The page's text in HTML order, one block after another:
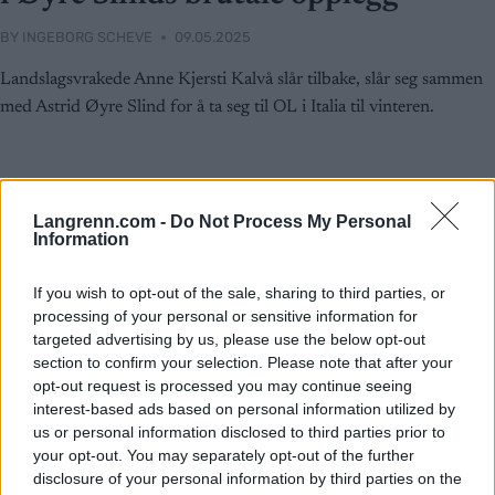
Langrenn.com - Do Not Process My Personal
Information
If you wish to opt-out of the sale, sharing to third parties, or
processing of your personal or sensitive information for
targeted advertising by us, please use the below opt-out
section to confirm your selection. Please note that after your
opt-out request is processed you may continue seeing
interest-based ads based on personal information utilized by
us or personal information disclosed to third parties prior to
your opt-out. You may separately opt-out of the further
disclosure of your personal information by third parties on the
BY INGEBORG SCHEVE 09.05.2025
Landslagsvrakede Anne Kjersti Kalvå slår tilbake, slår seg sammen
med Astrid Øyre Slind for å ta seg til OL i Italia til vinteren.